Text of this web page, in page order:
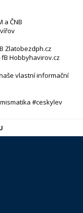
a ČNB
Zlatobezdph.cz
Hobbyhavirov.cz
vlastní informační
#ceskylev